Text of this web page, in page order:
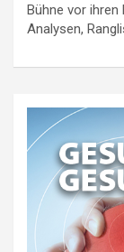
Bühne vor ihren
Analysen,